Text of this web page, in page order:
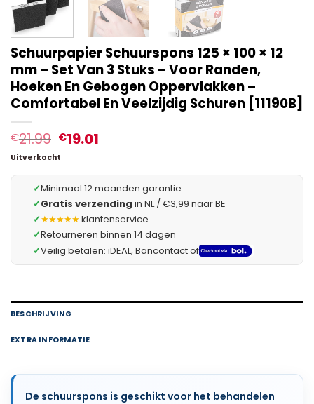
Schuurpapier Schuurspons 125 × 100 × 12
mm – Set Van 3 Stuks – Voor Randen,
Hoeken En Gebogen Oppervlakken –
Comfortabel En Veelzijdig Schuren [11190B]
€21.99 €19.01
Uitverkocht
✓Minimaal 12 maanden garantie
✓Gratis verzending in NL / €3,99 naar BE
✓★★★★★klantenservice
✓Retourneren binnen 14 dagen
✓Veilig betalen: iDEAL, Bancontact of
BESCHRIJVING
EXTRA INFORMATIE
De schuurspons is geschikt voor het behandelen